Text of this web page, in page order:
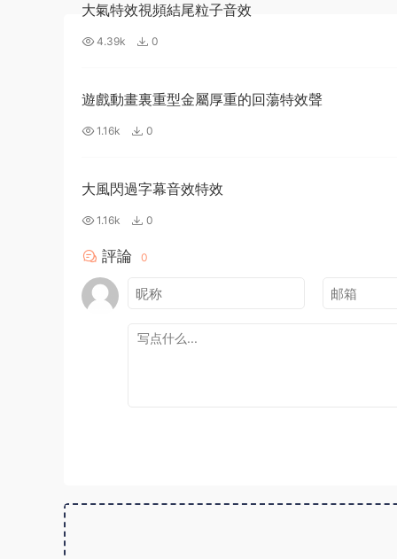
大氣特效視頻結尾粒子音效
4.39k 0
遊戲動畫裏重型金屬厚重的回蕩特效聲
1.16k 0
大風閃過字幕音效特效
1.16k 0
評論 0